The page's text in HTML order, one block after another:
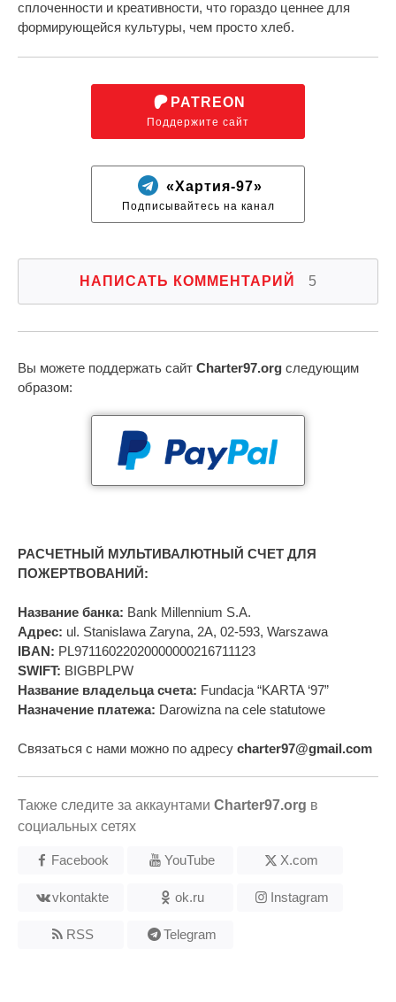
сплоченности и креативности, что гораздо ценнее для
формирующейся культуры, чем просто хлеб.
PATREON
Поддержите сайт
«Хартия-97»
Подписывайтесь на канал
НАПИСАТЬ КОММЕНТАРИЙ 5
Вы можете поддержать сайт Charter97.org следующим
образом:
РАСЧЕТНЫЙ МУЛЬТИВАЛЮТНЫЙ СЧЕТ ДЛЯ
ПОЖЕРТВОВАНИЙ:
Название банка: Bank Millennium S.A.
Адрес: ul. Stanislawa Zaryna, 2A, 02-593, Warszawa
IBAN: PL97116022020000000216711123
SWIFT: BIGBPLPW
Название владельца счета: Fundacja “KARTA ‘97”
Назначение платежа: Darowizna na cele statutowe
Связаться с нами можно по адресу charter97@gmail.com
Также следите за аккаунтами Charter97.org в
социальных сетях
Facebook YouTube X.com
vkontakte ok.ru Instagram
RSS Telegram